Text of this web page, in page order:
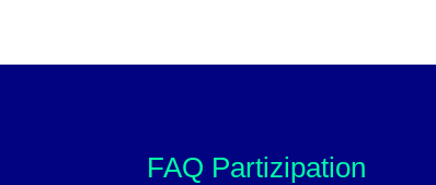
FAQ Partizipation